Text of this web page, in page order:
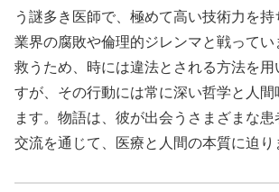
う謎多き医師で、極めて高い技術力を
業界の腐敗や倫理的ジレンマと戦ってい
救うため、時には違法とされる方法を用
すが、その行動には常に深い哲学と人間
ます。物語は、彼が出会うさまざまな
交流を通じて、医療と人間の本質に迫り